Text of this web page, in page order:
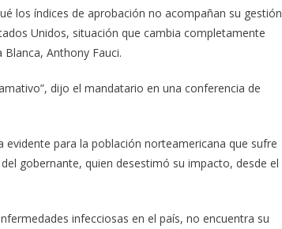
los índices de aprobación no acompañan su gestión
Unidos, situación que cambia completamente
Anthony Fauci.
dijo el mandatario en una conferencia de
para la población norteamericana que sufre
gobernante, quien desestimó su impacto, desde el
infecciosas en el país, no encuentra su